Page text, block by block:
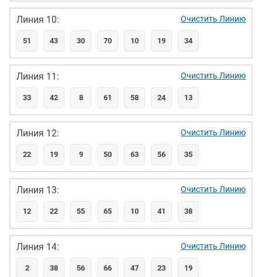
Линия 10:
51 43 30 70 10 19 34
Очистить Линию
Линия 11:
33 42 8 61 58 24 13
Очистить Линию
Линия 12:
22 19 9 50 63 56 35
Очистить Линию
Линия 13:
12 22 55 65 10 41 38
Очистить Линию
Линия 14:
2 38 56 66 47 23 19
Очистить Линию